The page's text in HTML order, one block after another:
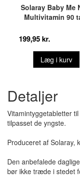
Solaray Baby Me
Multivitamin 90
199,95 kr.
Læg i kurv
Detaljer
Vitamintyggetabletter
tilpasset de yngste.
Produceret af Solaray,
Den anbefalede
bør ikke træde i stedet